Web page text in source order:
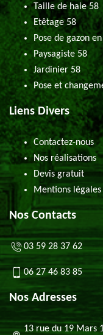
Taille de haie 58
Etêtage 58
Pose de gazon
Paysagiste 58
Jardinier 58
Pose et
Liens Divers
Contactez-nous
Nos réalisations
Devis gratuit
Mentions légales
Nos Contacts
03 59 28 37 62
06 27 46 83 85
Nos Adresses
13 rue du 19 Mars